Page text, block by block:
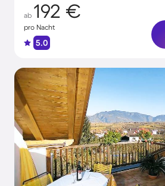
ab 192 €
pro Nacht
5.0